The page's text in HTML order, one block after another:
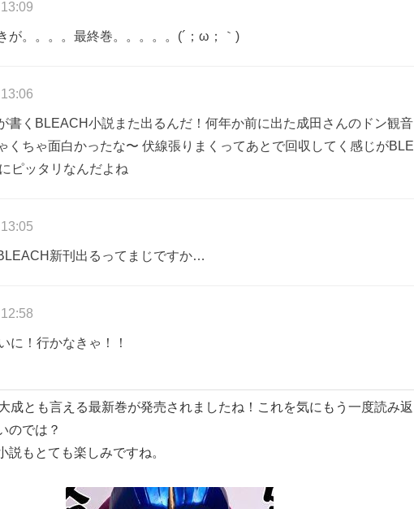
が。。。。最終巻。。。。。(´；ω；｀)
書くBLEACH小説また出るんだ！何年か前に出た成田さんのドン観音
くちゃ面白かったな〜 伏線張りまくってあとで回収してく感じがBLE
ピッタリなんだよね
新刊出るってまじですか…
に！行かなきゃ！！
成とも言える最新巻が発売されましたね！これを気にもう一度読み返
のでは？
説もとても楽しみですね。